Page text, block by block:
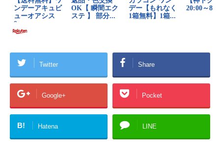
Twitter Share
Google+ Pocket
B! Hatena LINE